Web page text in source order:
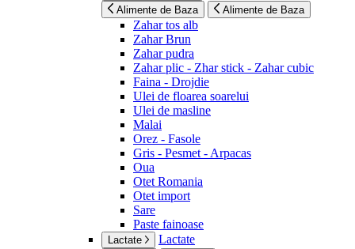
Alimente de Baza Alimente de Baza
Zahar tos alb
Zahar Brun
Zahar pudra
Zahar plic - Zhar stick - Zahar cubic
Faina - Drojdie
Ulei de floarea soarelui
Ulei de masline
Malai
Orez - Fasole
Gris - Pesmet - Arpacas
Oua
Otet Romania
Otet import
Sare
Paste fainoase
Lactate Lactate